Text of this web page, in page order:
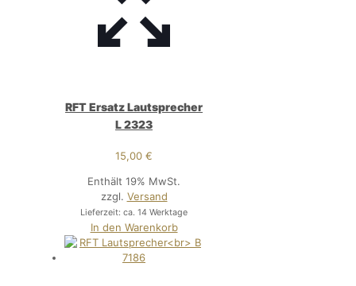
RFT Ersatz Lautsprecher
L 2323
15,00€
Enthält 19% MwSt.
zzgl. Versand
Lieferzeit: ca. 14 Werktage
In den Warenkorb